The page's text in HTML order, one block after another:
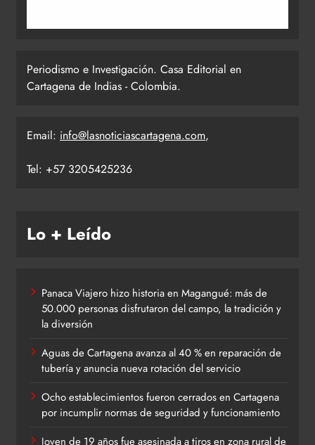
Periodismo e Investigación. Casa Editorial en
Cartagena de Indias - Colombia.
Email: info@lasnoticiascartagena.com,
Tel: +57 3205425236
Lo + Leído
Panaca Viajero hizo historia en Magangué: más de
50.000 personas disfrutaron del campo, la tradición y
la diversión
Aguas de Cartagena avanza al 40 % en reparación de
tubería y anuncia nueva rotación del servicio
Ocho establecimientos fueron cerrados en Cartagena
por incumplir normas de seguridad y funcionamiento
Joven de 19 años fue asesinada a tiros en zona rural de